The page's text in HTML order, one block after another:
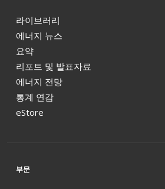
라이브러리
에너지 뉴스
요약
리포트 및 발표자료
에너지 전망
통계 연감
eStore
부문